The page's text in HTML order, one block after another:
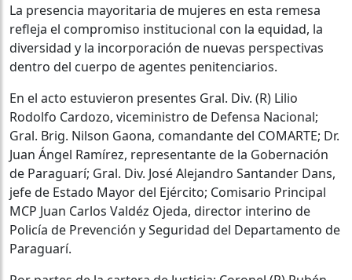
La presencia mayoritaria de mujeres en esta remesa
refleja el compromiso institucional con la equidad, la
diversidad y la incorporación de nuevas perspectivas
dentro del cuerpo de agentes penitenciarios.
En el acto estuvieron presentes Gral. Div. (R) Lilio
Rodolfo Cardozo, viceministro de Defensa Nacional;
Gral. Brig. Nilson Gaona, comandante del COMARTE; Dr.
Juan Ángel Ramírez, representante de la Gobernación
de Paraguarí; Gral. Div. José Alejandro Santander Dans,
jefe de Estado Mayor del Ejército; Comisario Principal
MCP Juan Carlos Valdéz Ojeda, director interino de
Policía de Prevención y Seguridad del Departamento de
Paraguarí.